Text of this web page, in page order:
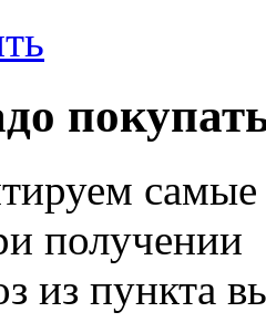
получении
из пункта